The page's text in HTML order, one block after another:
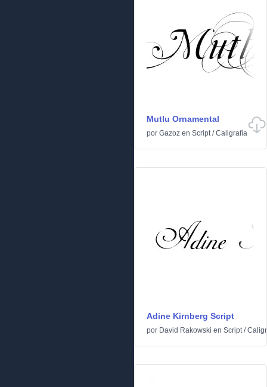
Mutlu Ornamental
por Gazoz en Script/Caligrafía
Adine Kirnberg Script
por David Rakowski en Script/